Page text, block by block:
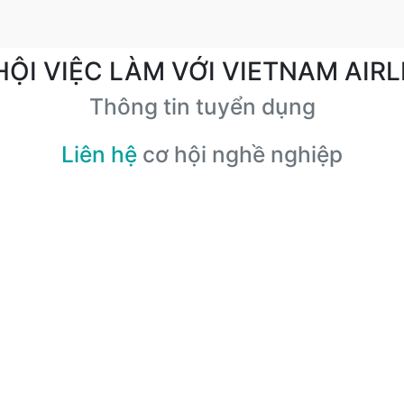
VIỆC LÀM VỚI VIETNAM
Thông tin tuyển dụng
Liên hệ cơ hội nghề nghiệp